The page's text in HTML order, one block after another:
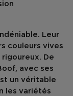
Leur
couleurs vives
De
avec ses
un véritable
les variétés